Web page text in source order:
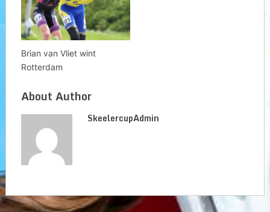
Brian van Vliet wint
Rotterdam
About Author
SkeelercupAdmin